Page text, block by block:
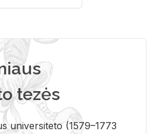
tezės
universiteto (1579–1773